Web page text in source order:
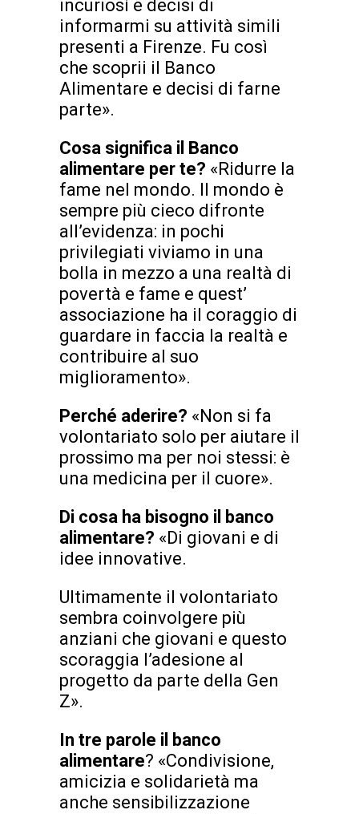
incuriosì e decisi di
informarmi su attività simili
presenti a Firenze. Fu così
che scoprii il Banco
Alimentare e decisi di farne
parte».
Cosa significa il Banco
alimentare per te? «Ridurre la
fame nel mondo. Il mondo è
sempre più cieco difronte
all’evidenza: in pochi
privilegiati viviamo in una
bolla in mezzo a una realtà di
povertà e fame e quest’
associazione ha il coraggio di
guardare in faccia la realtà e
contribuire al suo
miglioramento».
Perché aderire? «Non si fa
volontariato solo per aiutare il
prossimo ma per noi stessi: è
una medicina per il cuore».
Di cosa ha bisogno il banco
alimentare? «Di giovani e di
idee innovative.
Ultimamente il volontariato
sembra coinvolgere più
anziani che giovani e questo
scoraggia l’adesione al
progetto da parte della Gen
Z».
In tre parole il banco
alimentare? «Condivisione,
amicizia e solidarietà ma
anche sensibilizzazione